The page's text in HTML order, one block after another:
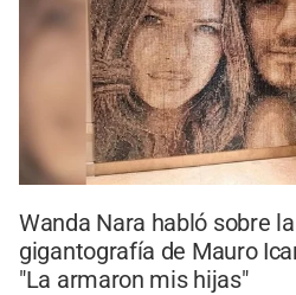
Wanda Nara habló sobre
gigantografía de Mauro
"La armaron mis hijas"